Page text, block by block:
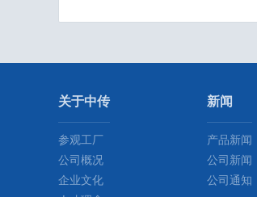
关于中传
参观工厂
公司概况
企业文化
新闻
产品新闻
公司新闻
公司通知